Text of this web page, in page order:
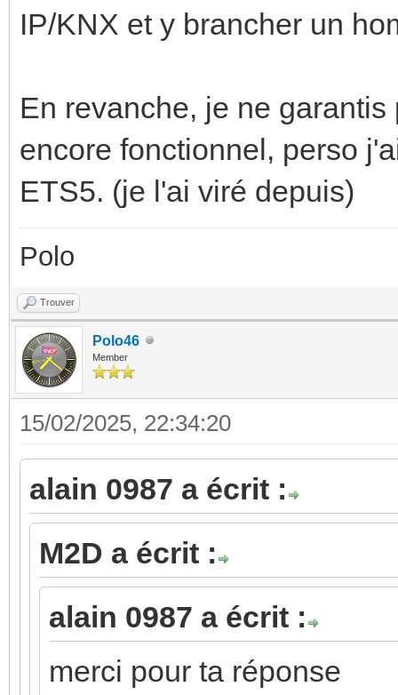
IP/KNX et y brancher un
En revanche, je ne
encore fonctionnel, perso
ETS5. (je l'ai viré depuis)
Polo
Trouver
Polo46
Member
15/02/2025, 22:34:20
alain 0987 a écrit :
M2D a écrit :
alain 0987 a écrit :
merci pour ta réponse